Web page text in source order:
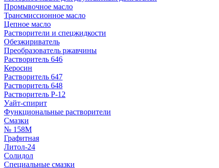
Промывочное масло
Трансмиссионное масло
Цепное масло
Растворители и спецжидкости
Обезжириватель
Преобразователь ржавчины
Растворитель 646
Керосин
Растворитель 647
Растворитель 648
Растворитель Р-12
Уайт-спирит
Функциональные растворители
Смазки
№ 158М
Графитная
Литол-24
Солидол
Специальные смазки